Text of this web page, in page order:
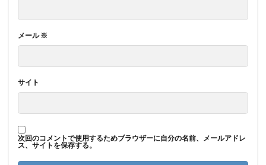
メール※
サイト
次回のコメントで使用するためブラウザーに自分の名前、メールアドレ
ス、サイトを保存する。